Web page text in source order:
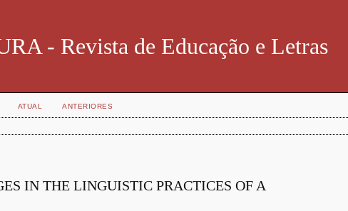
- Revista de Educação e Letras
ATUAL ANTERIORES
IN THE LINGUISTIC PRACTICES OF A